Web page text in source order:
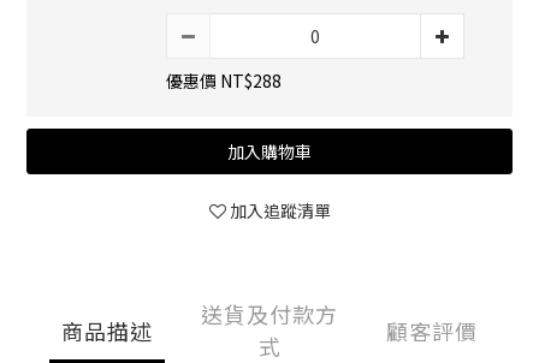
優惠價 NT$288
加入購物車
加入追蹤清單
商品描述
送貨及付款方
式
顧客評價